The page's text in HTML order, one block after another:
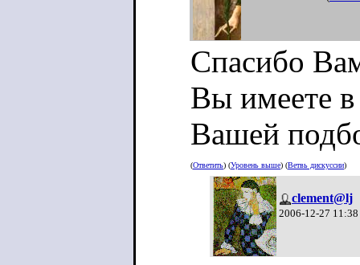
Спасибо
Вы имеете в
Вашей
(Ответить) (Уровень выше) (Ветвь дискуссии)
clement@lj
2006-12-27 11:38